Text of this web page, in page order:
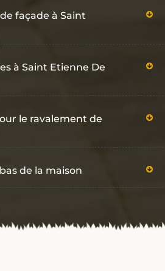
façade à Saint
à Saint Etienne De
le ravalement de
de la maison